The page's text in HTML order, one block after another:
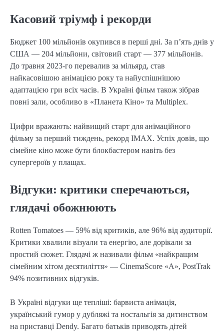
Касовий тріумф і рекорди
Бюджет 100 мільйонів окупився в перші дні. За п’ять днів у
США — 204 мільйони, світовий старт — 377 мільйонів.
До травня 2023-го перевалив за мільярд, став
найкасовішою анімацією року та найуспішнішою
адаптацією гри всіх часів. В Україні фільм також зібрав
повні зали, особливо в «Планета Кіно» та Multiplex.
Цифри вражають: найвищий старт для анімаційного
фільму за перший тиждень, рекорд IMAX. Успіх довів, що
сімейне кіно може бути блокбастером навіть без
супергероїв у плащах.
Відгуки: критики сперечаються,
глядачі обожнюють
Rotten Tomatoes — 59% від критиків, але 96% від аудиторії.
Критики хвалили візуали та енергію, але дорікали за
простий сюжет. Глядачі ж називали фільм «найкращим
сімейним хітом десятиліття» — CinemaScore «A», PostTrak
94% позитивних відгуків.
В Україні відгуки ще тепліші: барвиста анімація,
український гумор у дубляжі та ностальгія за дитинством
на приставці Dendy. Багато батьків приводять дітей